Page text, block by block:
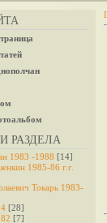
РАЗДЕЛА
1983 -1988 [14]
1985-86 г.г.
Токарь 1983-
[28]
[7]